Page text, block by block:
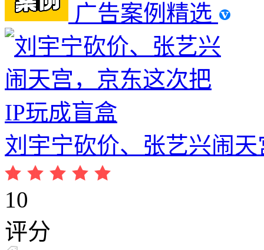
广告案例精选
刘宇宁砍价、张艺兴闹
10
评分